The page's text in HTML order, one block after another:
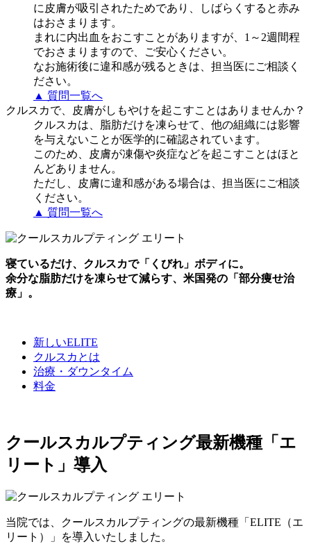
に皮膚が吸引されたためであり、しばらくすると赤み
はおさまります。
まれに内出血をおこすことがありますが、1～2週間程
でおさまりますので、ご安心ください。
なお施術後に違和感が残るときは、担当医にご相談く
ださい。
▲ 質問一覧へ
クルスカで、皮膚がしもやけを起こすことはありませんか？
クルスカは、脂肪だけを凍らせて、他の組織には影響
を与えないことが医学的に確認されています。
このため、皮膚が凍傷や炎症などを起こすことはほと
んどありません。
ただし、皮膚に違和感がある場合は、担当医にご相談
ください。
▲ 質問一覧へ
寝ているだけ、クルスカで「くびれ」ボディに。
余分な脂肪だけを凍らせて減らす、米国発の「部分痩せ治
療」。
新しいELITE
クルスカとは
治療・ダウンタイム
料金
クールスカルプティング最新機種「エ
リート」導入
当院では、クールスカルプティングの最新機種「ELITE（エ
リート）」を導入いたしました。